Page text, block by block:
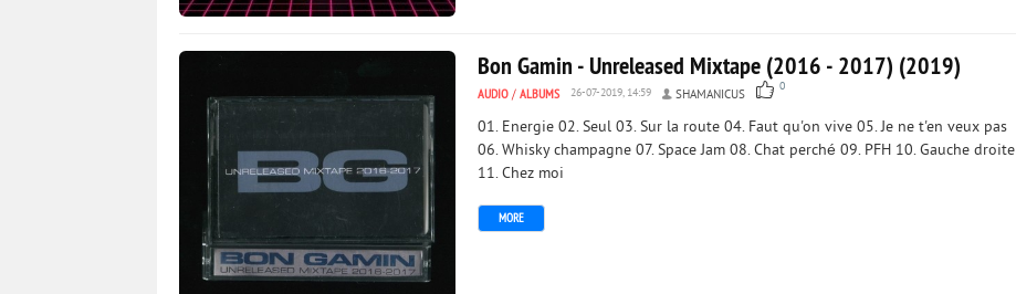
Bon Gamin - Unreleased Mixtape (2016 - 2017) (2019)
AUDIO / ALBUMS 26-07-2019, 14:59 SHAMANICUS
0
01. Energie 02. Seul 03. Sur la route 04. Faut qu'on vive 05. Je ne t'en veux pas
06. Whisky champagne 07. Space Jam 08. Chat perché 09. PFH 10. Gauche droite
11. Chez moi
MORE